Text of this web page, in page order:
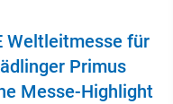
Weltleitmesse für
Primus
Messe-Highlight